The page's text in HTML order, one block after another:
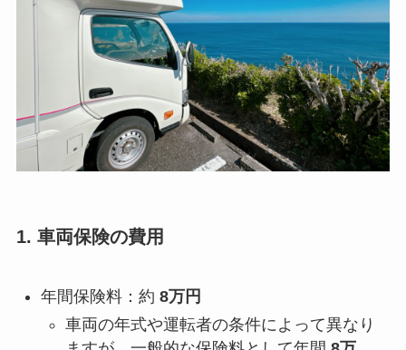
1. 車両保険の費用
年間保険料：約 8万円
車両の年式や運転者の条件によって異なり